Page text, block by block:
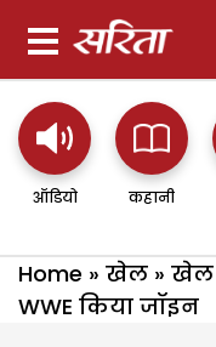
ऑडियो कहानी
Home » खेल » खेल
WWE किया जॉइन